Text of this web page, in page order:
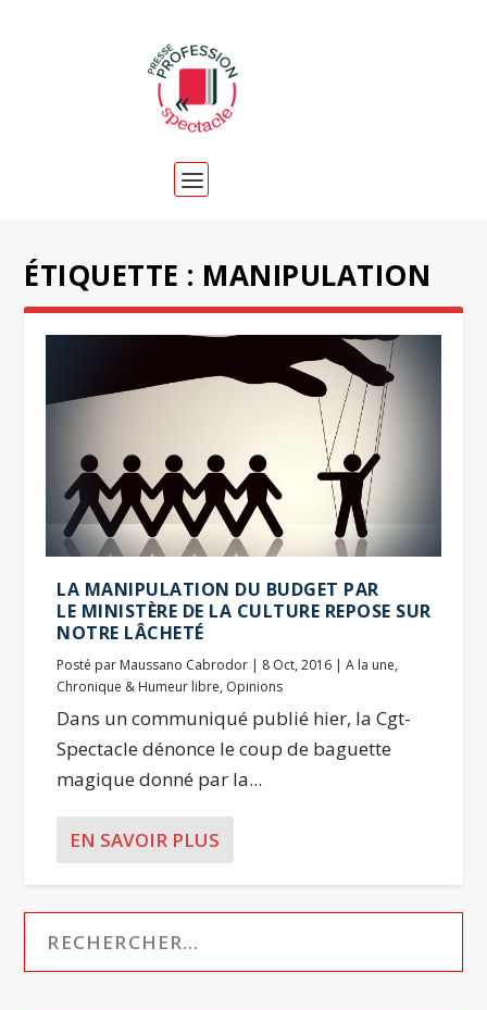
ÉTIQUETTE : MANIPULATION
LA MANIPULATION DU BUDGET PAR
LE MINISTÈRE DE LA CULTURE REPOSE SUR
NOTRE LÂCHETÉ
Posté par Maussano Cabrodor | 8 Oct, 2016 |A la une,
Chronique & Humeur libre, Opinions
Dans un communiqué publié hier, la Cgt-
Spectacle dénonce le coup de baguette
magique donné par la...
EN SAVOIR PLUS